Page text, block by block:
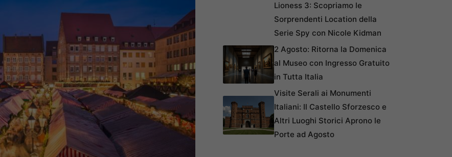
Lioness 3: Scopriamo le
Sorprendenti Location della
Serie Spy con Nicole Kidman
2 Agosto: Ritorna la Domenica
al Museo con Ingresso Gratuito
in Tutta Italia
Visite Serali ai Monumenti
Italiani: Il Castello Sforzesco e
Altri Luoghi Storici Aprono le
Porte ad Agosto